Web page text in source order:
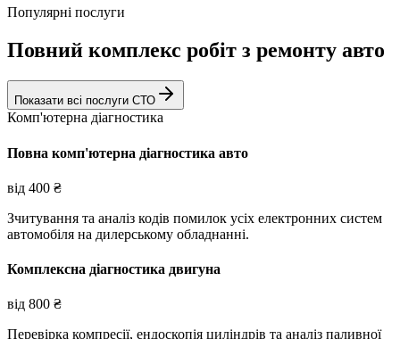
Популярні послуги
Повний комплекс робіт з ремонту авто
Показати всі послуги СТО
Комп'ютерна діагностика
Повна комп'ютерна діагностика авто
від 400 ₴
Зчитування та аналіз кодів помилок усіх електронних систем
автомобіля на дилерському обладнанні.
Комплексна діагностика двигуна
від 800 ₴
Перевірка компресії, ендоскопія циліндрів та аналіз паливної